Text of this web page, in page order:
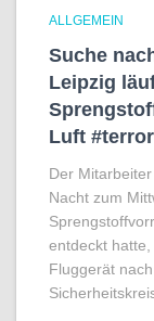
ALLGEMEIN
Suche
Leipzig
Luft #terror
Der
Nacht zum
entdeckt
Fluggerät